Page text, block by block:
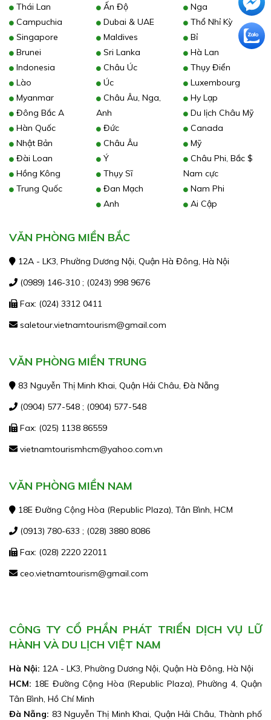
Thái Lan
Campuchia
Singapore
Brunei
Indonesia
Lào
Myanmar
Đông Bắc A
Hàn Quốc
Nhật Bản
Đài Loan
Hồng Kông
Trung Quốc
Ấn Độ
Dubai & UAE
Maldives
Sri Lanka
Châu Úc
Úc
Châu Âu, Nga,
Anh
Đức
Châu Âu
Ý
Thụy Sĩ
Đan Mạch
Anh
Nga
Thổ Nhỉ Kỳ
Bỉ
Hà Lan
Thụy Điển
Luxembourg
Hy Lạp
Du lịch Châu Mỹ
Canada
Mỹ
Châu Phi, Bắc $
Nam cực
Nam Phi
Ai Cập
VĂN PHÒNG MIỀN BẮC
12A - LK3, Phường Dương Nội, Quận Hà Đông, Hà Nội
(0989) 146-310 ; (0243) 998 9676
Fax: (024) 3312 0411
saletour.vietnamtourism@gmail.com
VĂN PHÒNG MIỀN TRUNG
83 Nguyễn Thị Minh Khai, Quận Hải Châu, Đà Nẵng
(0904) 577-548 ; (0904) 577-548
Fax: (025) 1138 86559
vietnamtourismhcm@yahoo.com.vn
VĂN PHÒNG MIỀN NAM
18E Đường Cộng Hòa (Republic Plaza), Tân Bình, HCM
(0913) 780-633 ; (028) 3880 8086
Fax: (028) 2220 22011
ceo.vietnamtourism@gmail.com
CÔNG TY CỔ PHẦN PHÁT TRIỂN DỊCH VỤ LỮ
HÀNH VÀ DU LỊCH VIỆT NAM
Hà Nội: 12A - LK3, Phường Dương Nội, Quận Hà Đông, Hà Nội
HCM: 18E Đường Cộng Hòa (Republic Plaza), Phường 4, Quận
Tân Bình, Hồ Chí Minh
Đà Nẵng: 83 Nguyễn Thị Minh Khai, Quận Hải Châu, Thành phố